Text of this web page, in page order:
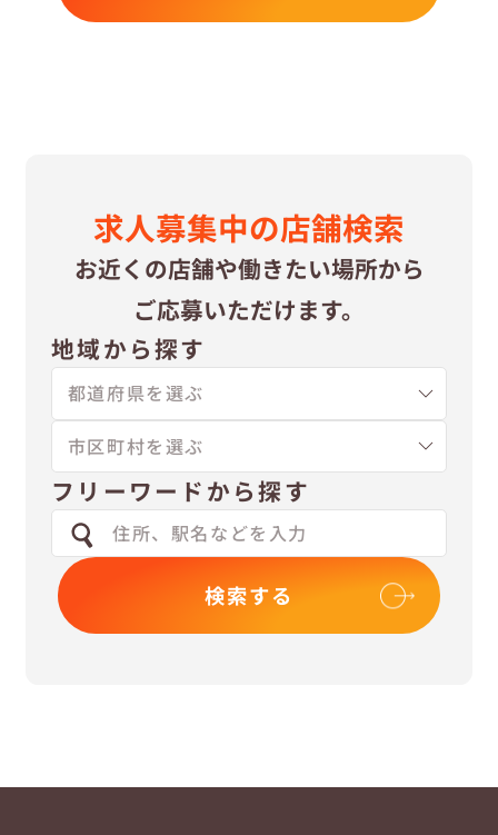
求⼈募集中の店舗検索
お近くの店舗や働きたい場所から
ご応募いただけます。
地域から探す
フリーワードから探す
検索する